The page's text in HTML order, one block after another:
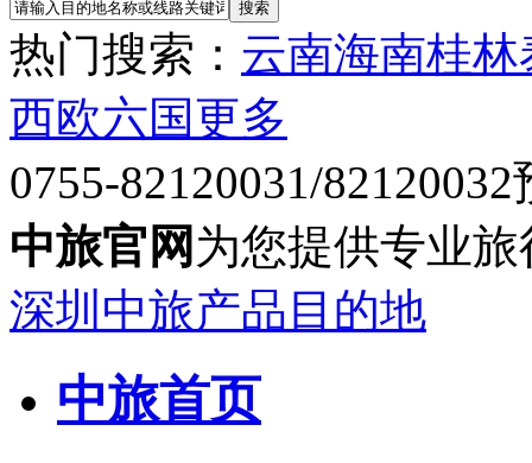
热门搜索： 云南海南桂林
西欧六国更多
0755-82120031/82120032
中旅官网 为您提供专业
深圳中旅产品目的地
中旅首页